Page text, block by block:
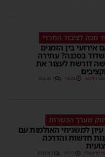
מכה לציבור החרדי
אירועי בין הזמנים
בסכנה? עתירה
דורשת לעצור את
דויטש 14:24 1 תגובות
מערך הכשרות
עיון למשגיחי האולמות עם
חדשות והדרכה
יחזקאלי 14:11 1 תגובות